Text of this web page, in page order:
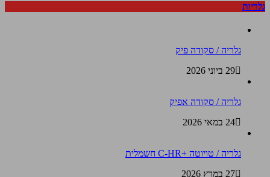
גלריות
גלריה / סקודה פיק
29 ביוני 2026
גלריה / סקודה אפיק
24 במאי 2026
גלריה / טויוטה +C-HR חשמלית
27 במרץ 2026